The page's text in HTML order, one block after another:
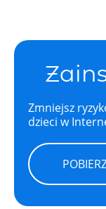
Zmniejsz
dzieci w